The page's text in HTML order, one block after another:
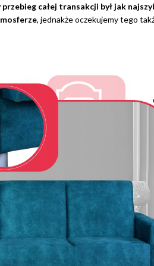
całej transakcji był jak
, jednakże oczekujemy tego